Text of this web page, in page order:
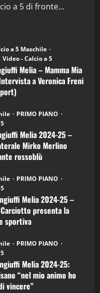
a 5 di fronte...
a 5 Maschile
Video - Calcio a 5
Melia – Mamma Mia
a Veronica Freni
PRIMO PIANO
Melia 2024-25 –
Mirko Merlino
rossoblù
PRIMO PIANO
Melia 2024-25 –
presenta la
sportiva
PRIMO PIANO
Melia 2024-25:
“nel mio animo ho
vincere”
Podcast
Podcast: 28^ Puntata
2026)
Podcast: 27^ Puntata
2026)
Podcast: 26^ Puntata
2026)
Podcast: 30^ Puntata
2026)